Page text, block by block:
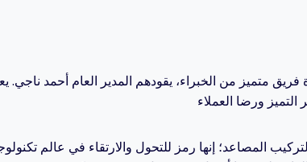
فريق متميز من الخبراء، يقودهم المدير العام أحمد ناجي.
المصاعد؛ إنها رمز للتحول والارتقاء في عالم